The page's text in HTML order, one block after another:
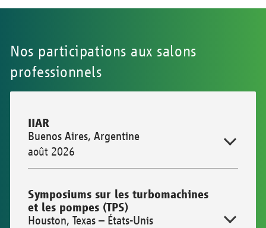
Nos participations aux salons
professionnels
IIAR
Buenos Aires, Argentine
août 2026
Symposiums sur les turbomachines
et les pompes (TPS)
Houston, Texas – États-Unis